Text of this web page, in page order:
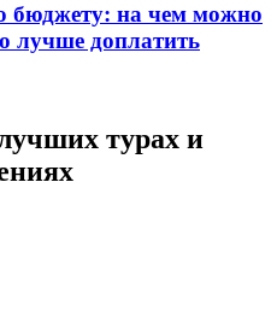
бюджету: на чем можно
лучше доплатить
турах и